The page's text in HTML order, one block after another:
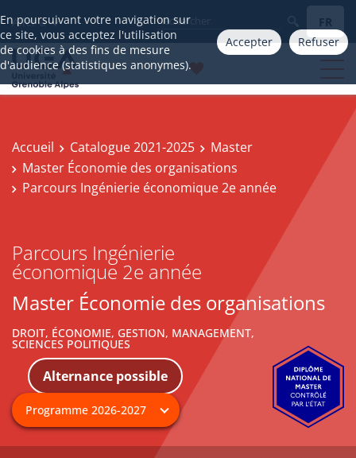
En poursuivant votre navigation sur
ce site, vous acceptez l'utilisation
de cookies à des fins de mesure
d'audience (statistiques anonymes).
Accepter Refuser
Aller à FR
Accueil Catalogue 2021-2025
Master
Master Économie des organisations
Parcours Ingénierie économique 2e année
Parcours Ingénierie
économique 2e année
Master Économie des organisations
DROIT, ÉCONOMIE, GESTION, MANAGEMENT,
SCIENCES POLITIQUES
Alternance possible